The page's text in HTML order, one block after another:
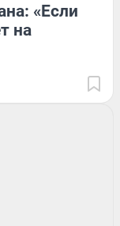
«Если
на